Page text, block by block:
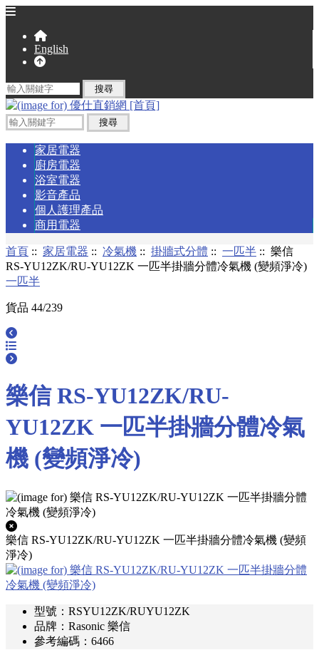
English
家居電器
廚房電器
浴室電器
影音產品
個人護理產品
商用電器
首頁 :: 家居電器 :: 冷氣機 :: 掛牆式分體 :: 一匹半 :: 樂信
RS-YU12ZK/RU-YU12ZK 一匹半掛牆分體冷氣機 (變頻淨冷)
一匹半
貨品 44/239
樂信 RS-YU12ZK/RU-
YU12ZK 一匹半掛牆分體冷氣
機 (變頻淨冷)
樂信 RS-YU12ZK/RU-YU12ZK 一匹半掛牆分體冷氣機 (變頻
淨冷)
型號：RSYU12ZK/RUYU12ZK
品牌：Rasonic 樂信
參考編碼：6466